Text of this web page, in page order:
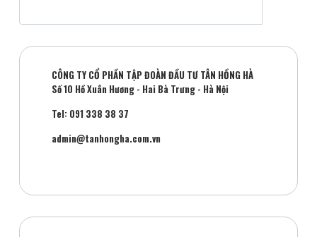
CÔNG TY CỔ PHẦN TẬP ĐOÀN ĐẦU TƯ TÂN HỒNG HÀ
Số 10 Hồ Xuân Hương - Hai Bà Trưng - Hà Nội
Tel: 091 338 38 37
admin@tanhongha.com.vn